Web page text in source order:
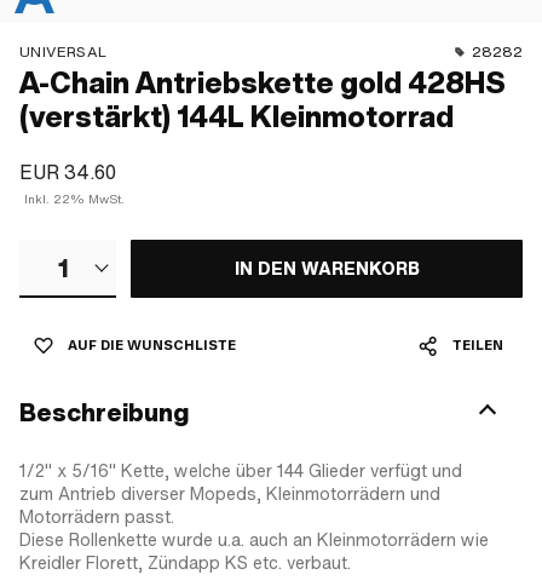
UNIVERSAL 28282
A-Chain Antriebskette gold 428HS
(verstärkt) 144L Kleinmotorrad
EUR 34.60
Inkl. 22% MwSt.
1 IN DEN WARENKORB
AUF DIE WUNSCHLISTE TEILEN
Beschreibung
1/2" x 5/16" Kette, welche über 144 Glieder verfügt und
zum Antrieb diverser Mopeds, Kleinmotorrädern und
Motorrädern passt.
Diese Rollenkette wurde u.a. auch an Kleinmotorrädern wie
Kreidler Florett, Zündapp KS etc. verbaut.